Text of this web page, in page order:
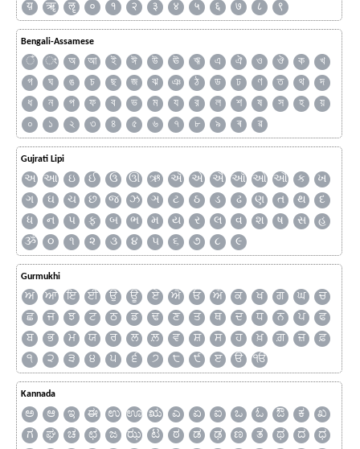
य़
ॠ ॡ ० १ २ ३ ४ ५ ६ ७ ८ ९
Bengali-Assamese
ঁ ং অ আ ই ঈ উ ঊ ঋ এ ঐ ও ঔ ক
খ
গ
ঘ ঙ চ ছ জ ঝ ঞ ঠ ড ঢ ণ ত থ
দ
ধ
ন প ফ ব ভ ম য র ল শ ষ স হ
য়
০
১ ২ ৩ ৪ ৫ ৬ ৭ ৮ ৯ ৰ ৱ
Gujrati Lipi
અ આ ઇ ઈ ઉ ઊ ઋ ઍ એ ઐ ઑ ઓ ઔ ક
ખ
ગ
ઘ ચ છ જ ઝ ઞ ટ ઠ ડ ઢ ણ ત થ
દ
ધ
ન પ ફ બ ભ મ ય ર લ વ શ ષ સ
હ
ૐ
૦ ૧ ૨ ૩ ૪ ૫ ૬ ૭ ૮ ૯
Gurmukhi
ਅ ਆ ਇ ਈ ਉ ਊ ਏ ਐ ਓ ਔ ਕ ਖ ਗ ਘ
ਚ
ਛ
ਜ ਝ ਟ ਠ ਡ ਢ ਣ ਤ ਥ ਦ ਧ ਨ ਪ
ਫ
ਬ
ਭ ਮ ਯ ਰ ਲ ਲ਼ ਵ ਸ਼ ਸ ਹ ਖ਼ ਗ਼ ਜ਼
ਫ਼
੧
੨ ੩ ੪ ੫ ੬ ੭ ੮ ੯ ੲ ੳ ੴ
Kannada
ಅ ಆ ಇ ಈ ಉ ಊ ಋ ಎ ಏ ಐ ಒ ಓ ಔ ಕ
ಖ
ಗ
ಘ ಚ ಛ ಜ ಝ ಟ ಠ ಡ ಢ ಣ ತ ಥ ದ
ಧ